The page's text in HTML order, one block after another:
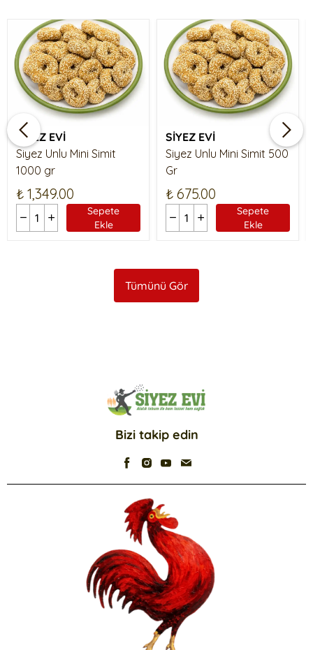
SİYEZ EVİ
Siyez Unlu Mini Simit
1000 gr
₺ 1,349.00
Sepete
Ekle
SİYEZ EVİ
Siyez Unlu Mini Simit 500
Gr
₺ 675.00
Sepete
Ekle
Tümünü Gör
Bizi takip edin